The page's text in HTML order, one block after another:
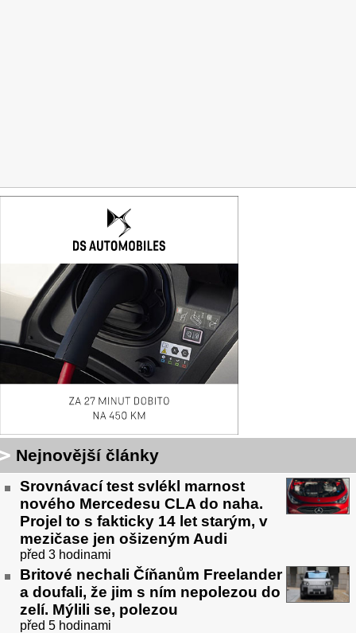
Nejnovější články
Srovnávací test svlékl marnost
nového Mercedesu CLA do naha.
Projel to s fakticky 14 let starým, v
mezičase jen ošizeným Audi
před 3 hodinami
Britové nechali Číňanům Freelander
a doufali, že jim s ním nepolezou do
zelí. Mýlili se, polezou
před 5 hodinami